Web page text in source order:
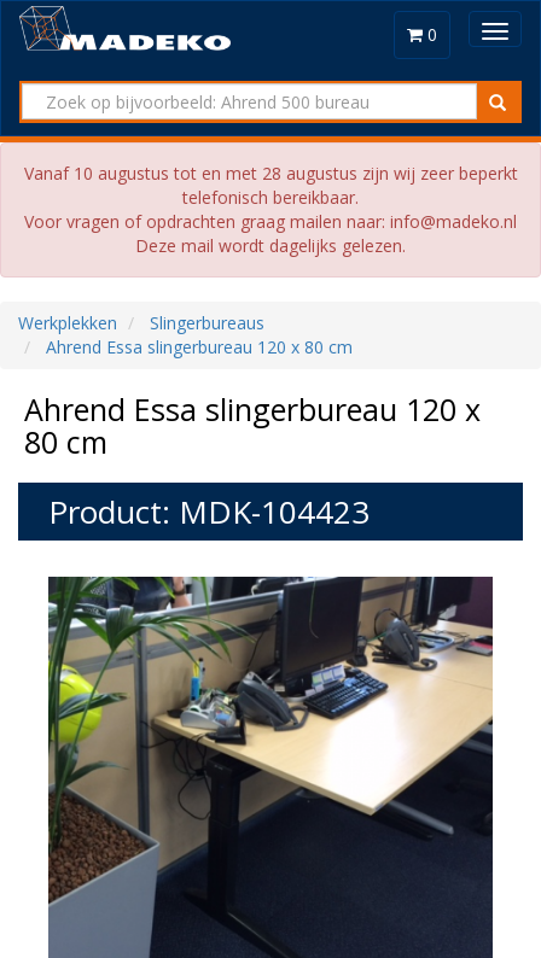
0
Vanaf 10 augustus tot en met 28 augustus zijn wij zeer beperkt
telefonisch bereikbaar.
Voor vragen of opdrachten graag mailen naar: info@madeko.nl
Deze mail wordt dagelijks gelezen.
Werkplekken
Slingerbureaus
Ahrend Essa slingerbureau 120 x 80 cm
Ahrend Essa slingerbureau 120 x
80 cm
Product: MDK-104423